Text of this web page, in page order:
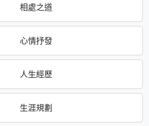
相處之道
心情抒發
人生經歷
生涯規劃